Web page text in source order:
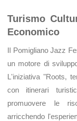
Turismo
Economico
Il Pomigliano Jazz
un motore di
L'iniziativa "Roots,
con itinerari
promuovere le
arricchendo